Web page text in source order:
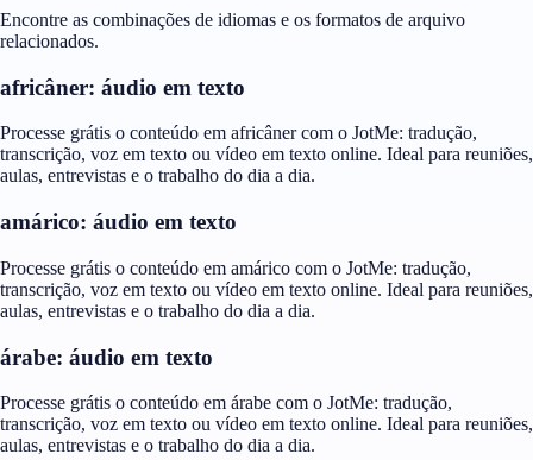
Encontre as combinações de idiomas e os formatos de arquivo
relacionados.
africâner: áudio em texto
Processe grátis o conteúdo em africâner com o JotMe: tradução,
transcrição, voz em texto ou vídeo em texto online. Ideal para reuniões,
aulas, entrevistas e o trabalho do dia a dia.
amárico: áudio em texto
Processe grátis o conteúdo em amárico com o JotMe: tradução,
transcrição, voz em texto ou vídeo em texto online. Ideal para reuniões,
aulas, entrevistas e o trabalho do dia a dia.
árabe: áudio em texto
Processe grátis o conteúdo em árabe com o JotMe: tradução,
transcrição, voz em texto ou vídeo em texto online. Ideal para reuniões,
aulas, entrevistas e o trabalho do dia a dia.